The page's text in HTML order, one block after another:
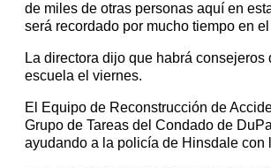
de miles de otras personas aquí en
será recordado por mucho tiempo en el
La directora dijo que habrá consejeros
escuela el viernes.
El Equipo de Reconstrucción de
Grupo de Tareas del Condado de
ayudando a la policía de Hinsdale con